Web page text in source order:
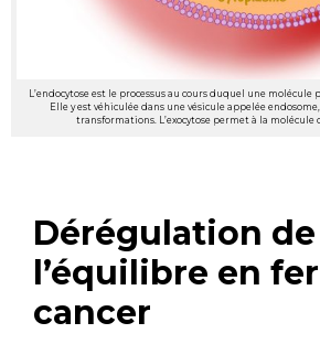
L’endocytose est le processus au cours duquel une
Elle y est véhiculée dans une vésicule appelée
transformations. L’exocytose permet à la molécule
Dérégulation de
l’équilibre en
cancer